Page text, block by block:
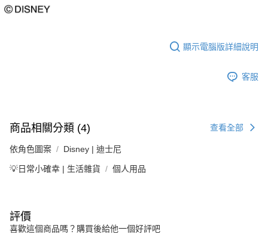
顯示電腦版詳細說明
客服
商品相關分類 (4) 查看全部
依角色圖案 Disney | 迪士尼
💡日常小確幸 | 生活雜貨 個人用品
評價
喜歡這個商品嗎？購買後給他一個好評吧